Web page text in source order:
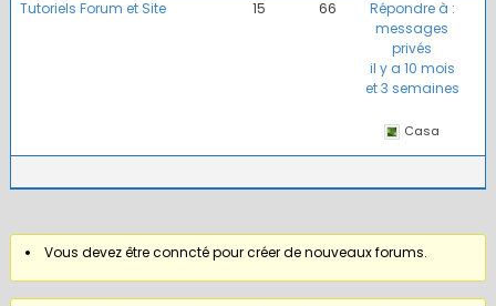
Tutoriels Forum et Site 15 66
Répondre à :
messages
privés
il y a 10 mois
et 3 semaines
Casa
Vous devez être conncté pour créer de nouveaux forums.